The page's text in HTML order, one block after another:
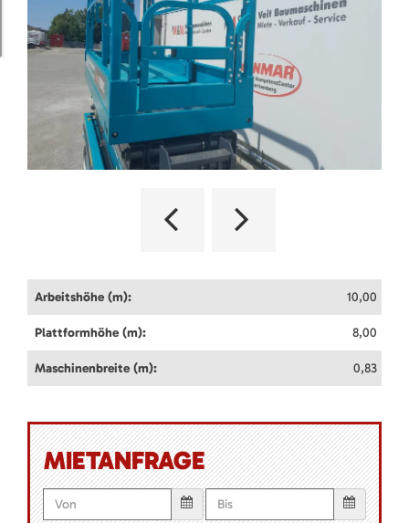
Arbeitshöhe (m): 10,00
Plattformhöhe (m): 8,00
Maschinenbreite (m): 0,83
MIETANFRAGE